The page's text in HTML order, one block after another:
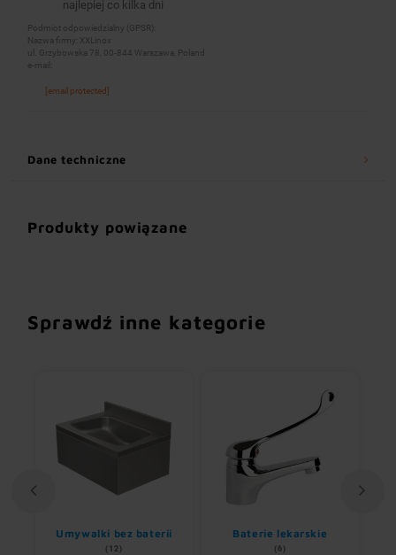
najlepiej co kilka dni
Podmiot odpowiedzialny (GPSR):
Nazwa firmy: XXLinox
ul. Grzybowska 78, 00-844 Warszawa, Poland
e-mail:
[email protected]
Dane techniczne
Produkty powiązane
Sprawdź inne kategorie
Umywalki bez baterii
(12)
Baterie lekarskie
(6)